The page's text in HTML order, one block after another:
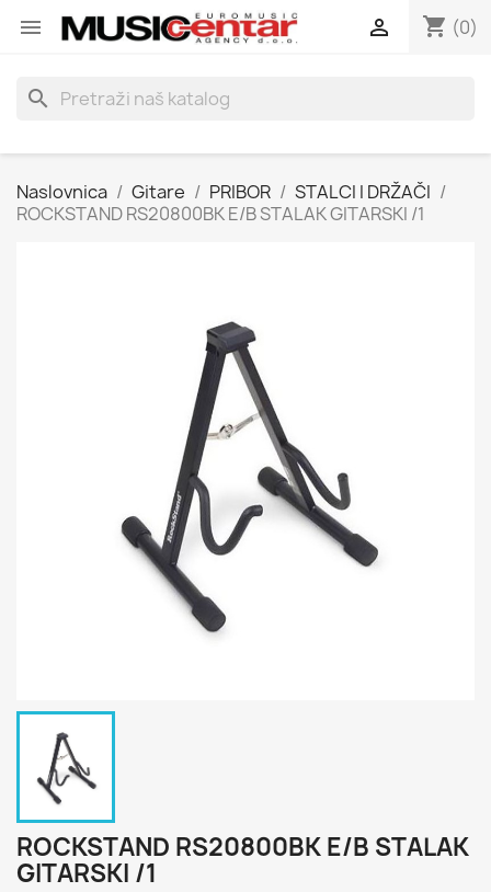
 shopping_cart (0)

search
Naslovnica Gitare PRIBOR
STALCI I DRŽAČI
ROCKSTAND RS20800BK E/B STALAK GITARSKI /1
ROCKSTAND RS20800BK E/B STALAK
GITARSKI /1